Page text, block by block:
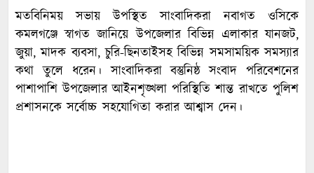
মতবিনিময় সভায় উপস্থিত সাংবাদিকরা নবাগত ওসিকে
কমলগঞ্জে স্বাগত জানিয়ে উপজেলার বিভিন্ন এলাকার যানজট,
জুয়া, মাদক ব্যবসা, চুরি-ছিনতাইসহ বিভিন্ন সমসাময়িক সমস্যার
কথা তুলে ধরেন। সাংবাদিকরা বস্তুনিষ্ঠ সংবাদ পরিবেশনের
পাশাপাশি উপজেলার আইনশৃঙ্খলা পরিস্থিতি শান্ত রাখতে পুলিশ
প্রশাসনকে সর্বোচ্চ সহযোগিতা করার আশ্বাস দেন।